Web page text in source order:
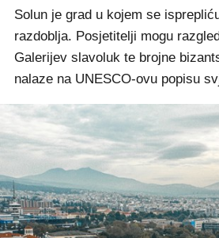
Solun je grad u kojem se
razdoblja. Posjetitelji mogu
Galerijev slavoluk te brojne
nalaze na UNESCO-ovu popisu